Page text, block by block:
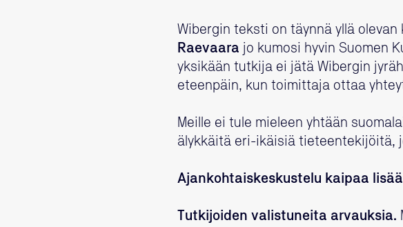
Wibergin teksti on täynnä yllä
Raevaara jo kumosi hyvin Suomen
yksikään tutkija ei jätä Wibergin
eteenpäin, kun toimittaja ottaa
Meille ei tule mieleen yhtään
älykkäitä eri-ikäisiä tieteentekijöitä,
Ajankohtaiskeskustelu kaipaa
Tutkijoiden valistuneita arvauksia.